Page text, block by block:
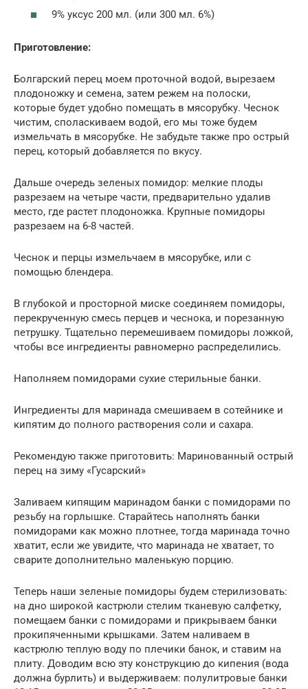
9% уксус 200 мл. (или 300 мл. 6%)
Приготовление:
Болгарский перец моем проточной водой, вырезаем
плодоножку и семена, затем режем на полоски,
которые будет удобно помещать в мясорубку. Чеснок
чистим, споласкиваем водой, его мы тоже будем
измельчать в мясорубке. Не забудьте также про острый
перец, который добавляется по вкусу.
Дальше очередь зеленых помидор: мелкие плоды
разрезаем на четыре части, предварительно удалив
место, где растет плодоножка. Крупные помидоры
разрезаем на 6-8 частей.
Чеснок и перцы измельчаем в мясорубке, или с
помощью блендера.
В глубокой и просторной миске соединяем помидоры,
перекрученную смесь перцев и чеснока, и порезанную
петрушку. Тщательно перемешиваем помидоры ложкой,
чтобы все ингредиенты равномерно распределились.
Наполняем помидорами сухие стерильные банки.
Ингредиенты для маринада смешиваем в сотейнике и
кипятим до полного растворения соли и сахара.
Рекомендую также приготовить: Маринованный острый
перец на зиму «Гусарский»
Заливаем кипящим маринадом банки с помидорами по
резьбу на горлышке. Старайтесь наполнять банки
помидорами как можно плотнее, тогда маринада точно
хватит, если же увидите, что маринада не хватает, то
сварите дополнительно маленькую порцию.
Теперь наши зеленые помидоры будем стерилизовать:
на дно широкой кастрюли стелим тканевую салфетку,
помещаем банки с помидорами и прикрываем банки
прокипяченными крышками. Затем наливаем в
кастрюлю теплую воду по плечики банок, и ставим на
плиту. Доводим всю эту конструкцию до кипения (вода
должна бурлить) и выдерживаем: полулитровые банки